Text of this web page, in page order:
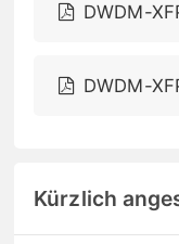
DWDM-
DWDM-
Kürzlich